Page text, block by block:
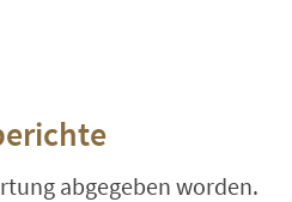
abgegeben worden.